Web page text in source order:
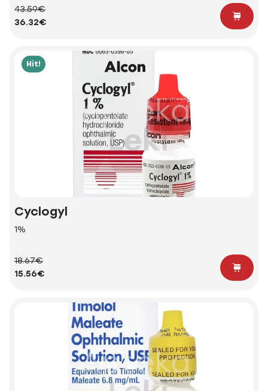
43.59€
36.32€
Hit!
Cyclogyl
1%
18.67€
15.56€